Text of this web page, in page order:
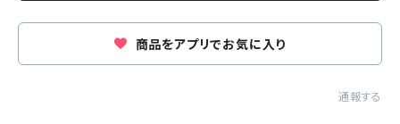
商品をアプリでお気に入り
通報する